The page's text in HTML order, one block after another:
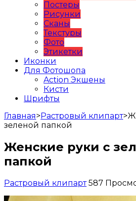
Постеры
Рисунки
Сканы
Текстуры
Фото
Этикетки
Иконки
Для Фотошопа
Action Экшены
Кисти
Шрифты
Главная>Растровый клипарт>
зеленой папкой
Женские руки с
папкой
Растровый клипарт 587